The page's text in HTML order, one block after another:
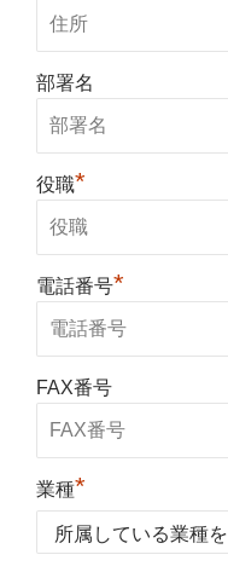
部署名
役職*
電話番号*
FAX番号
業種*